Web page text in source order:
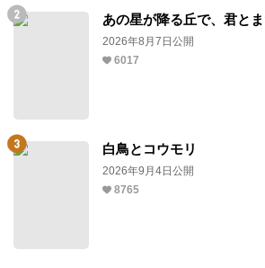
あの星が降る丘で、君とま
2026年8月7日公開
6017
白鳥とコウモリ
2026年9月4日公開
8765